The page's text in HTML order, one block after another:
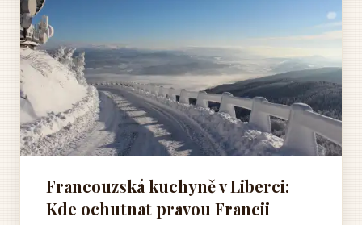
Francouzská kuchyně v Liberci:
Kde ochutnat pravou Francii